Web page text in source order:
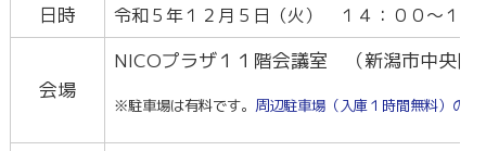
日時
令和５年１２月５ 日（火） １４：００～１７
会場
NICOプラザ１１階会議室 （新潟市中央区
※駐車場は有料です。 周辺駐車場（入庫１時間無料）の地